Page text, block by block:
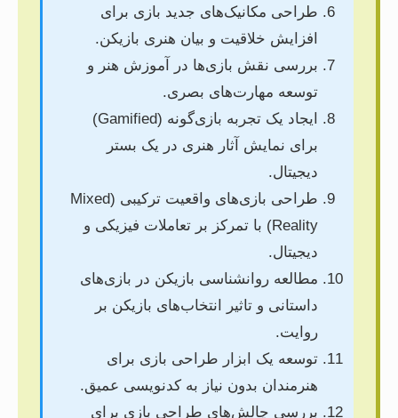
طراحی مکانیک‌های جدید بازی برای
افزایش خلاقیت و بیان هنری بازیکن.
بررسی نقش بازی‌ها در آموزش هنر و
توسعه مهارت‌های بصری.
ایجاد یک تجربه بازی‌گونه (Gamified)
برای نمایش آثار هنری در یک بستر
دیجیتال.
طراحی بازی‌های واقعیت ترکیبی (Mixed
Reality) با تمرکز بر تعاملات فیزیکی و
دیجیتال.
مطالعه روانشناسی بازیکن در بازی‌های
داستانی و تاثیر انتخاب‌های بازیکن بر
روایت.
توسعه یک ابزار طراحی بازی برای
هنرمندان بدون نیاز به کدنویسی عمیق.
بررسی چالش‌های طراحی بازی برای